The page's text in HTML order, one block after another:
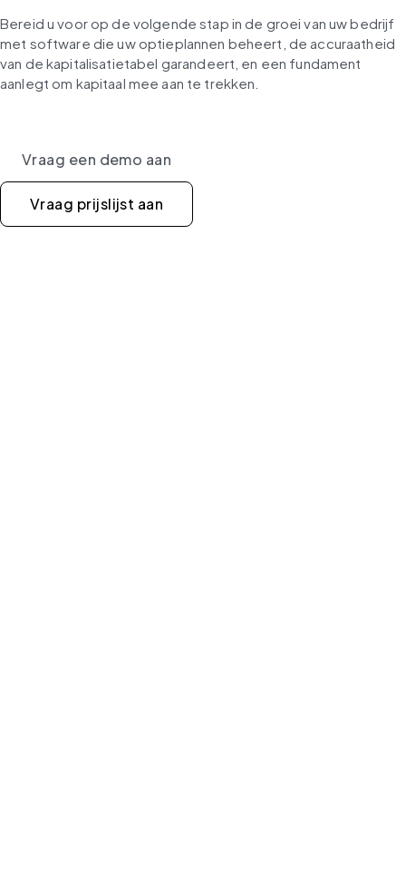
Bereid u voor op de volgende stap in de groei van uw bedrijf
met software die uw optieplannen beheert, de accuraatheid
van de kapitalisatietabel garandeert, en een fundament
aanlegt om kapitaal mee aan te trekken.
Vraag een demo aan
Vraag prijslijst aan